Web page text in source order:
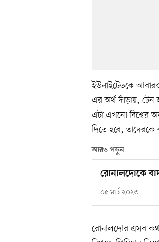
ইউনাইটেডকে
এর অর্থ দাঁড়ায়,
এটা এখনো বিশ্বের
দিতে হবে, তাদেরকে
আরও পড়ুন
রোনালদোকে
০৫ মার্চ ২০২৩
রোনালদোর এসব